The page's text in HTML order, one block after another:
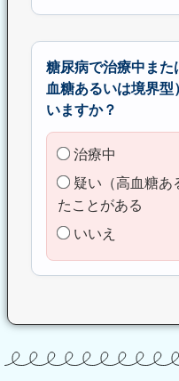
糖尿病で治療中ま
血糖あるいは境界
いますか？
治療中
疑い（高血糖あ
たことがある
いいえ